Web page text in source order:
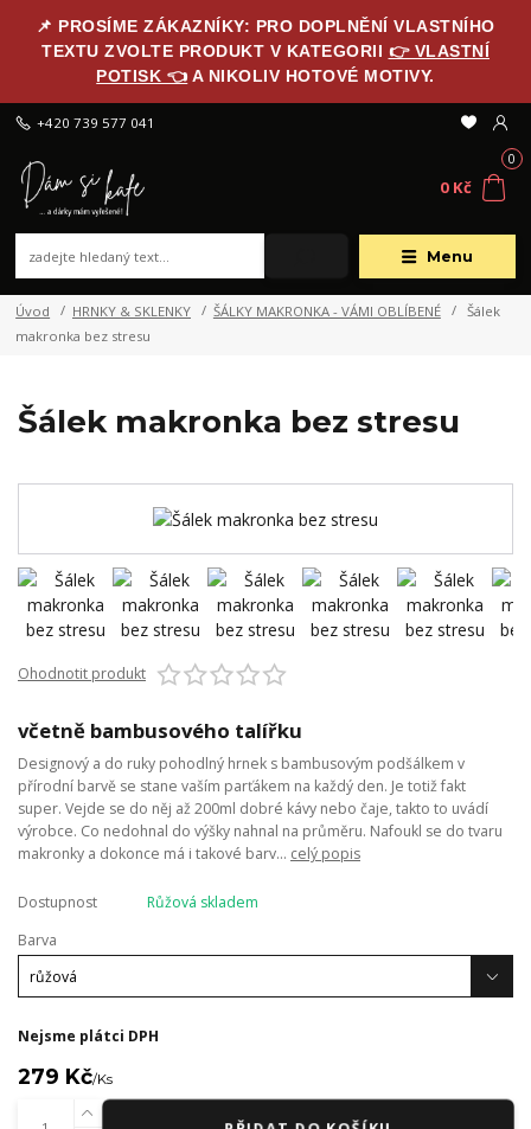
📌 PROSÍME ZÁKAZNÍKY: PRO DOPLNĚNÍ VLASTNÍHO
TEXTU ZVOLTE PRODUKT V KATEGORII 👉 VLASTNÍ
POTISK 👈 A NIKOLIV HOTOVÉ MOTIVY.
Menu
+420 739 577 041
0
0 Kč
Úvod HRNKY & SKLENKY ŠÁLKY MAKRONKA - VÁMI OBLÍBENÉ
Šálek
makronka bez stresu
Šálek makronka bez stresu
Ohodnotit produkt
včetně bambusového talířku
Designový a do ruky pohodlný hrnek s bambusovým podšálkem v
přírodní barvě se stane vaším parťákem na každý den. Je totiž fakt
super. Vejde se do něj až 200ml dobré kávy nebo čaje, takto to uvádí
výrobce. Co nedohnal do výšky nahnal na průměru. Nafoukl se do tvaru
makronky a dokonce má i takové barv... celý popis
Dostupnost
Růžová skladem
Barva
Nejsme plátci DPH
279 Kč/Ks